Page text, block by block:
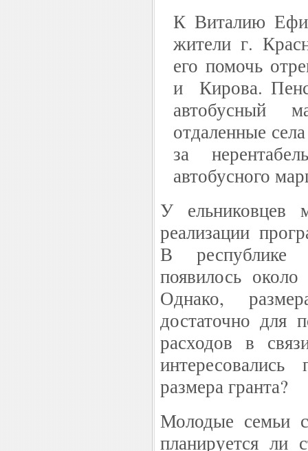
К Виталию
жители г.
его помочь
и Кирова.
автобусный
отдаленные
за
автобусного
У ельниковцев
реализации
В республике
появилось
Однако,
достаточно для
расходов в
размера гранта?
Молодые семьи
планируется ли